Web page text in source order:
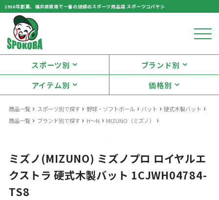
1950年創業、福井県嶺南で一番の規模のスポーツ用品店 スポーツコバヤシ
スポーツ別
ブランド別
アイテム別
価格別
商品一覧 › スポーツ別で探す› 野球・ソフトボール› バット ›硬式木製バット ›
商品一覧 › ブランド別で探す› H～N › MIZUNO（ミズノ） ›
ミズノ(MIZUNO) ミズノプロ ロイヤルエ
クストラ 硬式木製バット 1CJWH04784-
TS8